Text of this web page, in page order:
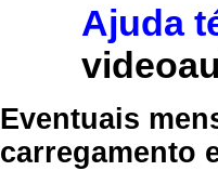
Ajuda
Eventuais
carregamento